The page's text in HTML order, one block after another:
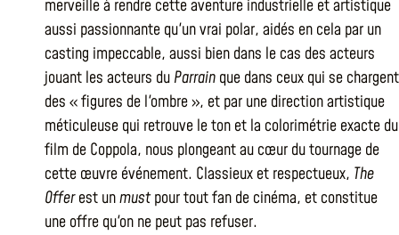
merveille à rendre cette aventure industrielle et artistique
aussi passionnante qu'un vrai polar, aidés en cela par un
casting impeccable, aussi bien dans le cas des acteurs
jouant les acteurs du Parrain que dans ceux qui se chargent
des « figures de l'ombre », et par une direction artistique
méticuleuse qui retrouve le ton et la colorimétrie exacte du
film de Coppola, nous plongeant au cœur du tournage de
cette œuvre événement. Classieux et respectueux, The
Offerest unmustpour tout fan de cinéma, et constitue
une offre qu'on ne peut pas refuser.